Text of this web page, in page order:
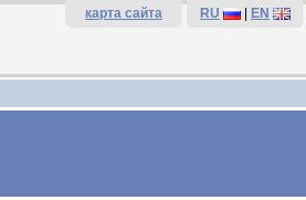
карта сайта RU EN